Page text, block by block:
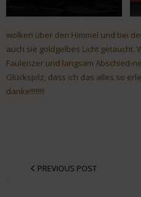
wolken über den Himmel und bei
auch sie goldgelbes Licht getaucht.
Faulenzer und langsam Abschied-
Glückspilz, dass ich das alles so
danke!!!!!!!!
PREVIOUS POST